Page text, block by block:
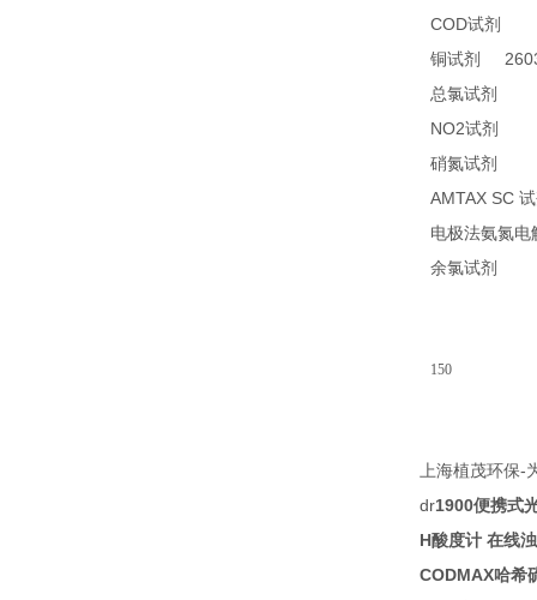
COD试剂
铜试剂
总氯试剂
NO2试剂
硝氮试剂
AMTAX SC
电极法氨氮电
余氯试剂
150
上海植茂环保-
dr1900便携式
H酸度计 在线
CODMAX哈希